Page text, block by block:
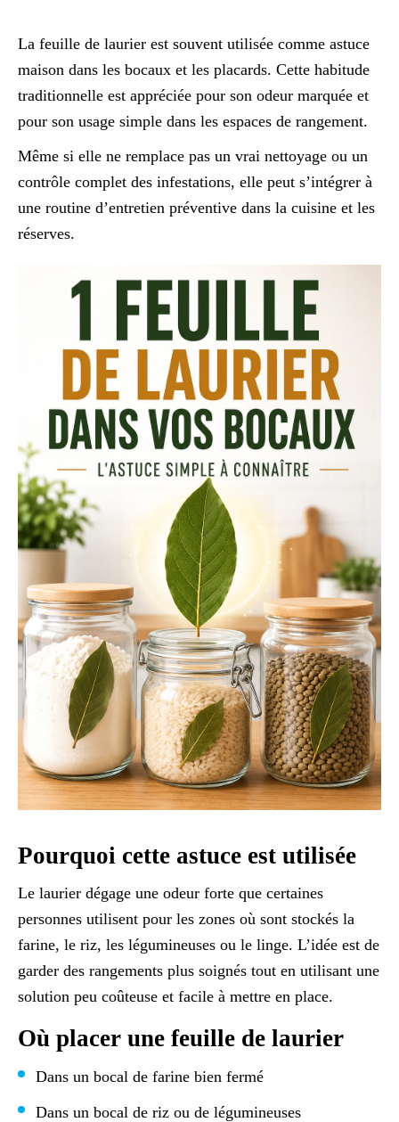
La feuille de laurier est souvent utilisée comme astuce
maison dans les bocaux et les placards. Cette habitude
traditionnelle est appréciée pour son odeur marquée et
pour son usage simple dans les espaces de rangement.
Même si elle ne remplace pas un vrai nettoyage ou un
contrôle complet des infestations, elle peut s’intégrer à
une routine d’entretien préventive dans la cuisine et les
réserves.
Pourquoi cette astuce est utilisée
Le laurier dégage une odeur forte que certaines
personnes utilisent pour les zones où sont stockés la
farine, le riz, les légumineuses ou le linge. L’idée est de
garder des rangements plus soignés tout en utilisant une
solution peu coûteuse et facile à mettre en place.
Où placer une feuille de laurier
Dans un bocal de farine bien fermé
Dans un bocal de riz ou de légumineuses